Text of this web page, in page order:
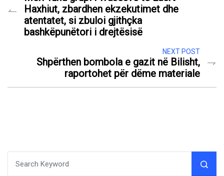
Haxhiut, zbardhen ekzekutimet dhe
atentatet, si zbuloi gjithçka
bashkëpunëtori i drejtësisë
NEXT POST
Shpërthen bombola e gazit në Bilisht,
raportohet për dëme materiale